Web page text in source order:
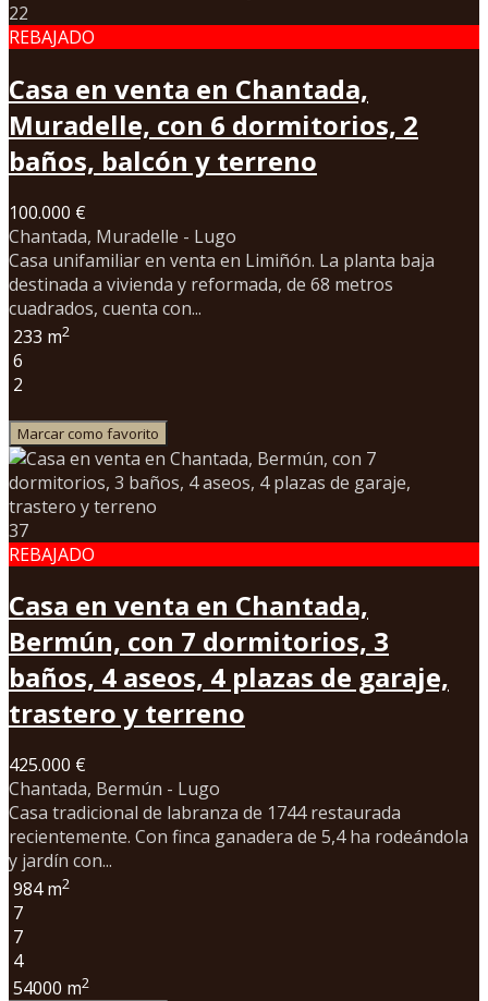
22
REBAJADO
Casa en venta en Chantada,
Muradelle, con 6 dormitorios, 2
baños, balcón y terreno
100.000 €
Chantada, Muradelle - Lugo
Casa unifamiliar en venta en Limiñón. La planta baja
destinada a vivienda y reformada, de 68 metros
cuadrados, cuenta con...
233 m2
6
2
Marcar como favorito
37
REBAJADO
Casa en venta en Chantada,
Bermún, con 7 dormitorios, 3
baños, 4 aseos, 4 plazas de garaje,
trastero y terreno
425.000 €
Chantada, Bermún - Lugo
Casa tradicional de labranza de 1744 restaurada
recientemente. Con finca ganadera de 5,4 ha rodeándola
y jardín con...
984 m2
7
7
4
54000 m2